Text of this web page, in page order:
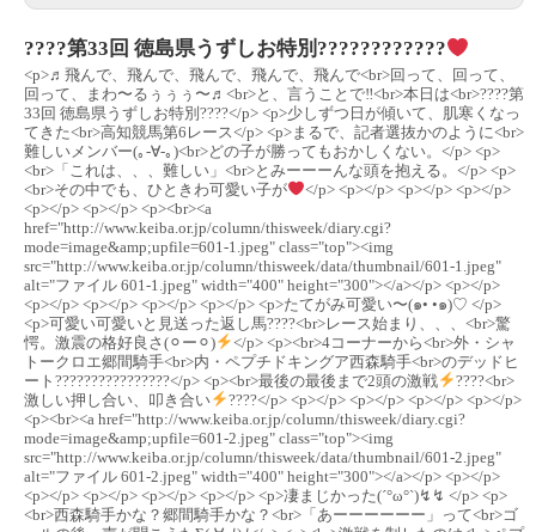
????第33回 徳島県うずしお特別????????????
<p>♬飛んで、飛んで、飛んで、飛んで、飛んで<br>回って、回って、
回って、まわ〜るぅぅぅ〜♬<br>と、言うことで‼︎<br>本日は<br>????第
33回 徳島県うずしお特別????</p> <p>少しずつ日が傾いて、肌寒くなっ
てきた<br>高知競馬第6レース</p> <p>まるで、記者選抜かのように<br>
難しいメンバー(｡-∀-｡)<br>どの子が勝ってもおかしくない。</p> <p>
<br>「これは、、、難しい」<br>とみーーーんな頭を抱える。</p> <p>
<br>その中でも、ひときわ可愛い子が
</p> <p></p> <p></p> <p></p>
<p></p> <p></p> <p><br><a
href="http://www.keiba.or.jp/column/thisweek/diary.cgi?
mode=image&amp;upfile=601-1.jpeg" class="top"><img
src="http://www.keiba.or.jp/column/thisweek/data/thumbnail/601-1.jpeg"
alt="ファイル 601-1.jpeg" width="400" height="300"></a></p> <p></p>
<p></p> <p></p> <p></p> <p></p> <p>たてがみ可愛い〜(๑• •๑)♡ </p>
<p>可愛い可愛いと見送った返し馬????<br>レース始まり、、、<br>驚
愕。激震の格好良さ(⚪︎ー⚪︎)
</p> <p><br>4コーナーから<br>外・シャ
トークロエ郷間騎手<br>内・ペプチドキングア西森騎手<br>のデッドヒ
ート????????????????</p> <p><br>最後の最後まで2頭の激戦
????<br>
激しい押し合い、叩き合い
????</p> <p></p> <p></p> <p></p> <p></p>
<p><br><a href="http://www.keiba.or.jp/column/thisweek/diary.cgi?
mode=image&amp;upfile=601-2.jpeg" class="top"><img
src="http://www.keiba.or.jp/column/thisweek/data/thumbnail/601-2.jpeg"
alt="ファイル 601-2.jpeg" width="400" height="300"></a></p> <p></p>
<p></p> <p></p> <p></p> <p></p> <p>凄まじかった(´°ω°`)↯↯ </p> <p>
<br>西森騎手かな？郷間騎手かな？<br>「あーーーーーー」って<br>ゴ